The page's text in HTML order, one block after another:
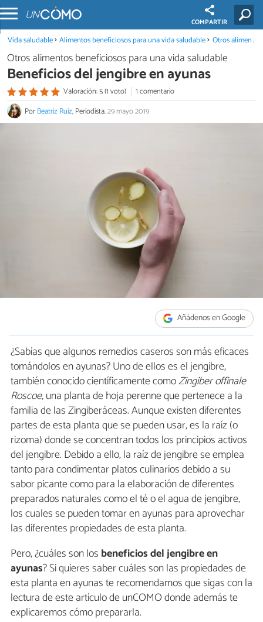
COMPARTIR
Vida saludable Alimentos beneficiosos para una vida saludable Otros alimentos beneficiosos para una vida saludable
Otros alimentos beneficiosos para una vida saludable
Beneficios del jengibre en ayunas
Valoración: 5 (1 voto)
1 comentario
PorBeatriz Ruiz, Periodista.29 mayo 2019
Añádenos en Google
¿Sabías que algunos remedios caseros son más eficaces
tomándolos en ayunas? Uno de ellos es el jengibre,
también conocido científicamente comoZingiber offinale
Roscoe, una planta de hoja perenne que pertenece a la
familia de las Zingiberáceas. Aunque existen diferentes
partes de esta planta que se pueden usar, es la raíz (o
rizoma) donde se concentran todos los principios activos
del jengibre. Debido a ello, la raíz de jengibre se emplea
tanto para condimentar platos culinarios debido a su
sabor picante como para la elaboración de diferentes
preparados naturales como el té o el agua de jengibre,
los cuales se pueden tomar en ayunas para aprovechar
las diferentes propiedades de esta planta.
Pero, ¿cuáles son los beneficios del jengibre en
ayunas? Si quieres saber cuáles son las propiedades de
esta planta en ayunas te recomendamos que sigas con la
lectura de este artículo de unCOMO donde además te
explicaremos cómo prepararla.